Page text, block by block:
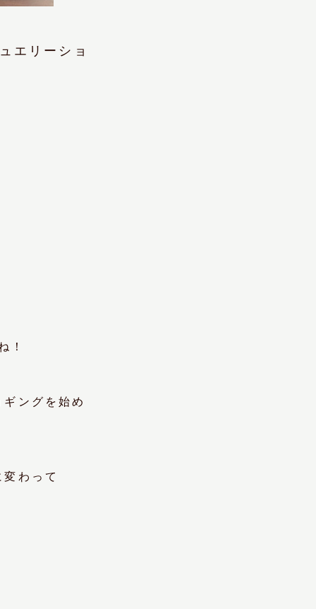
エリーショ
！
ングを始め
わって